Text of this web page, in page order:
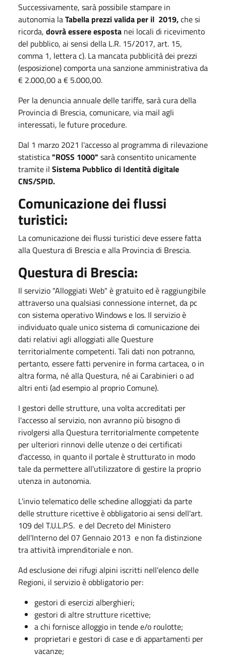
Successivamente, sarà possibile stampare in
autonomia laTabella prezzi valida per il 2019,che si
ricorda, dovrà essere esposta nei locali di ricevimento
del pubblico, ai sensi della L.R. 15/2017, art. 15,
comma 1, lettera c). La mancata pubblicità dei prezzi
(esposizione) comporta una sanzione amministrativa da
€ 2.000,00 a € 5.000,00.
Per la denuncia annuale delle tariffe, sarà cura della
Provincia di Brescia, comunicare, via mail agli
interessati, le future procedure.​
Dal 1 marzo 2021 l'accesso al programma di rilevazione
statistica"ROSS 1000" sarà consentito unicamente
tramite il Sistema Pubblico di Identità digitale
CNS/SPID.
Comunicazione dei flussi
turistici:
La comunicazione dei flussi turistici deve essere fatta
alla Questura di Brescia e alla Provincia di Brescia.
Questura di Brescia:
​Il servizio "Alloggiati Web" è gratuito ed è raggiungibile
attraverso una qualsiasi connessione internet, da pc
con sistema operativo Windows e Ios. Il servizio è
individuato quale unico sistema di comunicazione dei
dati relativi agli alloggiati alle Questure
territorialmente competenti. Tali dati non potranno,
pertanto, essere fatti pervenire in forma cartacea, o in
altra forma, né alla Questura, né​ ai Carabinieri o ad
altri enti (ad esempio al proprio Comune).
I gestori delle strutture, una volta accreditati per
l'accesso al servizio, non avranno più bisogno di
rivolgersi alla Questura territorialmente competente
per ulteriori rinnovi delle utenze o dei certificati
d'accesso, in quanto il portale è strutturato in modo
tale da permettere all'utilizzatore di gestire la proprio
utenza in autonomia.
L'invio telematico delle schedine alloggiati da parte
delle strutture ricettive è obbligatorio ai sensi dell'art.
109 del T.U.L.P.S. e del Decreto del Ministero
dell'Interno del 07 Gennaio 2013 ​ e non fa distinzione
tra attività imprenditoriale e non.
Ad esclusione dei rifugi alpini iscritti nell'elenco delle
Regioni, il servizio è obbligatorio per:
gestori di esercizi alberghieri;
gestori di altre strutture ricettive;
a chi fornisce alloggio in tende e/o roulotte;
proprietari e gestori di case e di appartamenti per
vacanze;